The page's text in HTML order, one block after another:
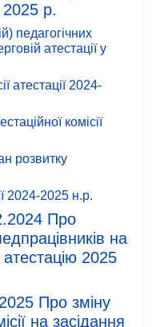
2025 р.
педагогічних
атестації у
атестації 2024-
комісії
розвитку
2024-2025 н.р.
Про
на
2025
Про зміну
на засідання